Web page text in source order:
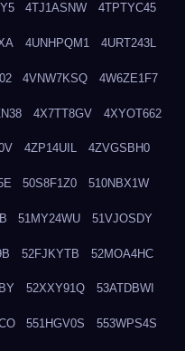
4TJ1ASNW 4TPTYC45
4UNHPQM1 4URT243L
4VNW7KSQ 4W6ZE1F7
4X7TT8GV 4XYOT662
4ZP14UIL 4ZVGSBH0
50S8F1Z0 510NBX1W
51MY24WU 51VJOSDY
52FJKYTB 52MOA4HC
52XXY91Q 53ATDBWI
551HGV0S 553WPS4S